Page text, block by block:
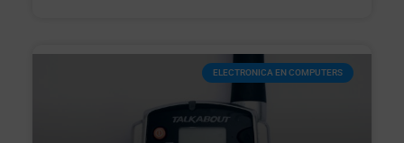
ELECTRONICA EN COMPUTERS